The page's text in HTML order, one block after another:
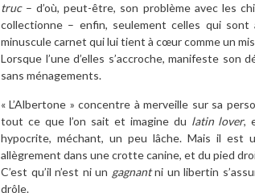
truc– d’où, peut-être, son problème avec les
collectionne – enfin, seulement celles qui
minuscule carnet qui lui tient à cœur comme un
Lorsque l’une d’elles s’accroche, manifeste son
sans ménagements.
« L’Albertone » concentre à merveille sur sa
tout ce que l’on sait et imagine du latin lover,
hypocrite, méchant, un peu lâche. Mais il est
allègrement dans une crotte canine, et du pied
C’est qu’il n’est ni un gagnantni un libertin
drôle.